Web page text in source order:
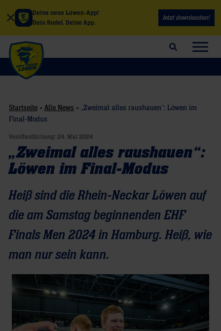
Deine neue Löwen-App!
Dein Rudel. Deine App.
Jetzt downloaden!
Suchfeld öffnen
Startseite » Alle News » „Zweimal alles raushauen“: Löwen im
Final-Modus
Veröffentlichung: 24. Mai 2024
„Zweimal alles raushauen“:
Löwen im Final-Modus
Heiß sind die Rhein-Neckar Löwen auf
die am Samstag beginnenden EHF
Finals Men 2024 in Hamburg. Heiß, wie
man nur sein kann.